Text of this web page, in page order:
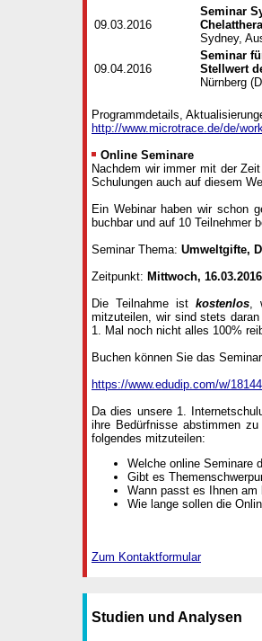
09.03.2016
Seminar
Sydney,
09.04.2016
Seminar
Stellwert
Nürnberg
Programmdetails,
http://www.microtrace.de/de/
Online Seminare
Nachdem wir immer mit der
Schulungen auch auf diesem
Ein Webinar haben wir schon
buchbar und auf 10 Teilnehmer
Seminar Thema: Umweltgifte,
Zeitpunkt: Mittwoch,
Die Teilnahme ist kostenlos,
mitzuteilen, wir sind stets
1. Mal noch nicht alles 100%
Buchen können Sie das
https://www.edudip.com/w/
Da dies unsere 1.
ihre Bedürfnisse abstimmen
folgendes mitzuteilen:
Welche online Seminare
Gibt es
Wann passt es Ihnen am
Wie lange sollen die
Zum Kontaktformular
Studien und Analysen